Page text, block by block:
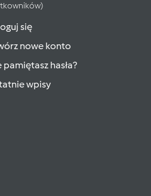
się
nowe konto
pamiętasz hasła?
wpisy